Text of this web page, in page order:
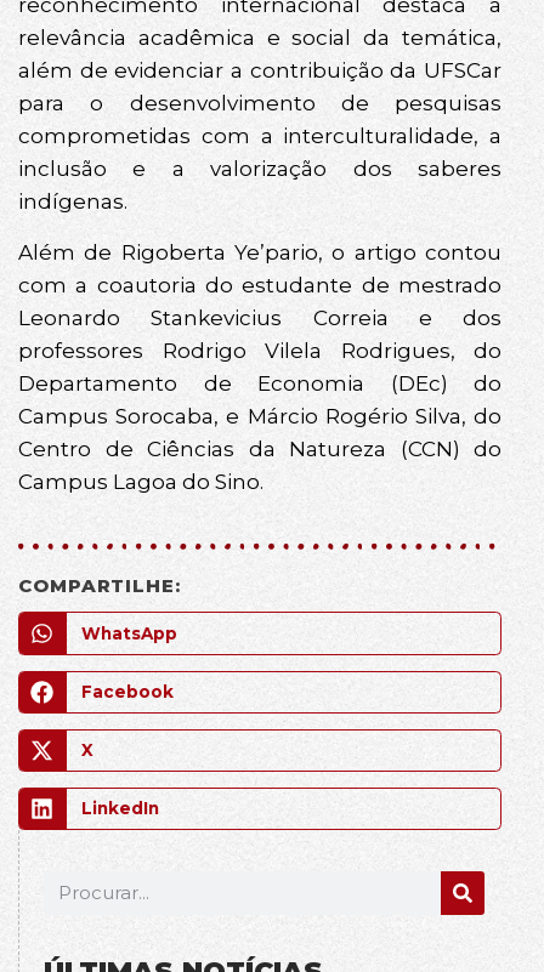
reconhecimento internacional destaca a
relevância acadêmica e social da temática,
além de evidenciar a contribuição da UFSCar
para o desenvolvimento de pesquisas
comprometidas com a interculturalidade, a
inclusão e a valorização dos saberes
indígenas.
Além de Rigoberta Ye’pario, o artigo contou
com a coautoria do estudante de mestrado
Leonardo Stankevicius Correia e dos
professores Rodrigo Vilela Rodrigues, do
Departamento de Economia (DEc) do
Campus Sorocaba, e Márcio Rogério Silva, do
Centro de Ciências da Natureza (CCN) do
Campus Lagoa do Sino.
COMPARTILHE:
WhatsApp
Facebook
X
LinkedIn